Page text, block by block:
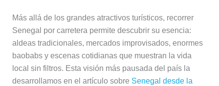
Más allá de los grandes atractivos turísticos, recorrer
Senegal por carretera permite descubrir su esencia:
aldeas tradicionales, mercados improvisados, enormes
baobabs y escenas cotidianas que muestran la vida
local sin filtros. Esta visión más pausada del país la
desarrollamos en el artículo sobre Senegal desde la